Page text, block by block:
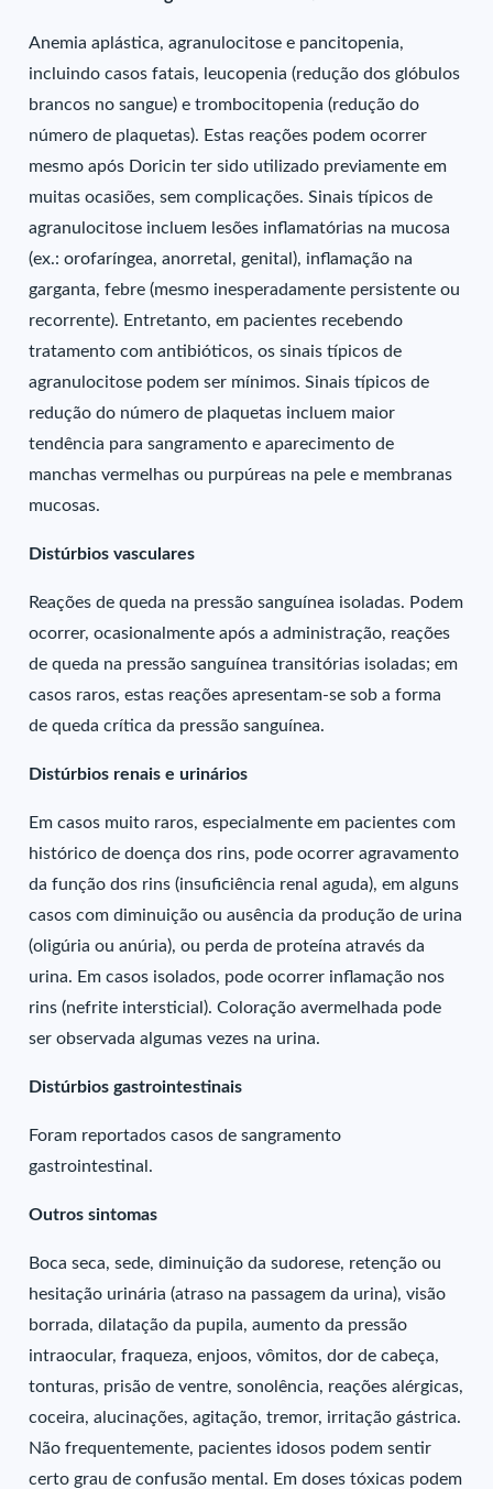
Anemia aplástica, agranulocitose e pancitopenia,
incluindo casos fatais, leucopenia (redução dos glóbulos
brancos no sangue) e trombocitopenia (redução do
número de plaquetas). Estas reações podem ocorrer
mesmo após Doricin ter sido utilizado previamente em
muitas ocasiões, sem complicações. Sinais típicos de
agranulocitose incluem lesões inflamatórias na mucosa
(ex.: orofaríngea, anorretal, genital), inflamação na
garganta, febre (mesmo inesperadamente persistente ou
recorrente). Entretanto, em pacientes recebendo
tratamento com antibióticos, os sinais típicos de
agranulocitose podem ser mínimos. Sinais típicos de
redução do número de plaquetas incluem maior
tendência para sangramento e aparecimento de
manchas vermelhas ou purpúreas na pele e membranas
mucosas.
Distúrbios vasculares
Reações de queda na pressão sanguínea isoladas. Podem
ocorrer, ocasionalmente após a administração, reações
de queda na pressão sanguínea transitórias isoladas; em
casos raros, estas reações apresentam-se sob a forma
de queda crítica da pressão sanguínea.
Distúrbios renais e urinários
Em casos muito raros, especialmente em pacientes com
histórico de doença dos rins, pode ocorrer agravamento
da função dos rins (insuficiência renal aguda), em alguns
casos com diminuição ou ausência da produção de urina
(oligúria ou anúria), ou perda de proteína através da
urina. Em casos isolados, pode ocorrer inflamação nos
rins (nefrite intersticial). Coloração avermelhada pode
ser observada algumas vezes na urina.
Distúrbios gastrointestinais
Foram reportados casos de sangramento
gastrointestinal.
Outros sintomas
Boca seca, sede, diminuição da sudorese, retenção ou
hesitação urinária (atraso na passagem da urina), visão
borrada, dilatação da pupila, aumento da pressão
intraocular, fraqueza, enjoos, vômitos, dor de cabeça,
tonturas, prisão de ventre, sonolência, reações alérgicas,
coceira, alucinações, agitação, tremor, irritação gástrica.
Não frequentemente, pacientes idosos podem sentir
certo grau de confusão mental. Em doses tóxicas podem